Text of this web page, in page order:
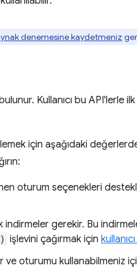
denemesine kaydetmeniz
Kullanıcı bu API'lerle
için aşağıdaki
oturum seçenekleri
gerekir. Bu
işlevini çağırmak için
ve oturumu kullanabilmeniz